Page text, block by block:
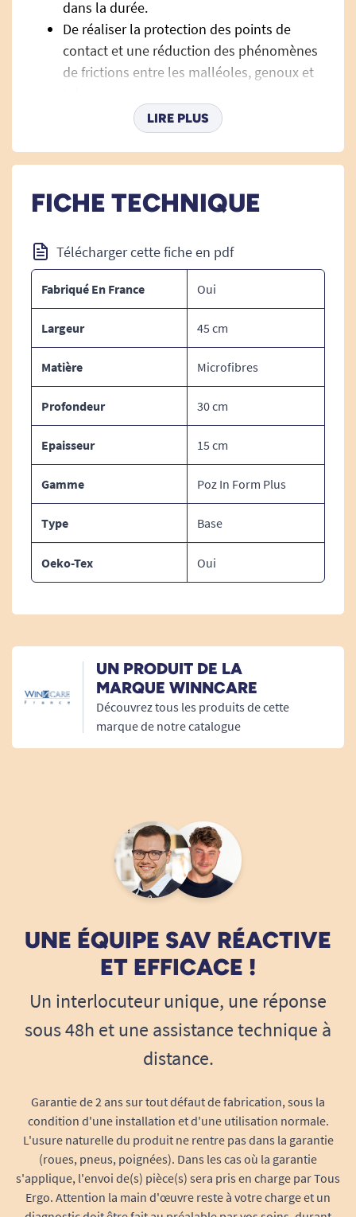
dans la durée.
De réaliser la protection des points de
contact et une réduction des phénomènes
de frictions entre les malléoles, genoux et
Il peut être associé au coussin modulaire
universel n°3 dans le maintien de position.
Sa housse standard est facile à nettoyer et
Sa housse confort est en fibres de cellulose
sensation de confort et de douceur.
Les housses sont lavables en machine,
jusqu'à 60°.
LIRE PLUS
FICHE TECHNIQUE
Télécharger cette fiche en pdf
Fabriqué En France Oui
Largeur 45 cm
Matière Microfibres
Profondeur 30 cm
Epaisseur 15 cm
Gamme Poz In Form Plus
Type Base
Oeko-Tex Oui
UN PRODUIT DE LA
MARQUE WINNCARE
Découvrez tous les produits de cette
marque de notre catalogue
UNE ÉQUIPE SAV RÉACTIVE
ET EFFICACE !
Un interlocuteur unique, une réponse
sous 48h et une assistance technique à
distance.
Garantie de 2 ans sur tout défaut de fabrication, sous la
condition d'une installation et d'une utilisation normale.
L'usure naturelle du produit ne rentre pas dans la garantie
(roues, pneus, poignées). Dans les cas où la garantie
s'applique, l'envoi de(s) pièce(s) sera pris en charge par Tous
Ergo. Attention la main d'œuvre reste à votre charge et un